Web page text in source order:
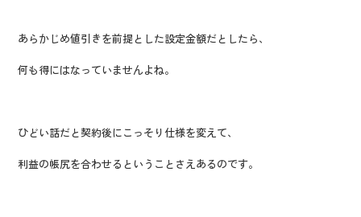
あらかじめ値引きを前提とした設定金額だとしたら、
何も得にはなっていませんよね。
ひどい話だと契約後にこっそり仕様を変えて、
利益の帳尻を合わせるということさえあるのです。